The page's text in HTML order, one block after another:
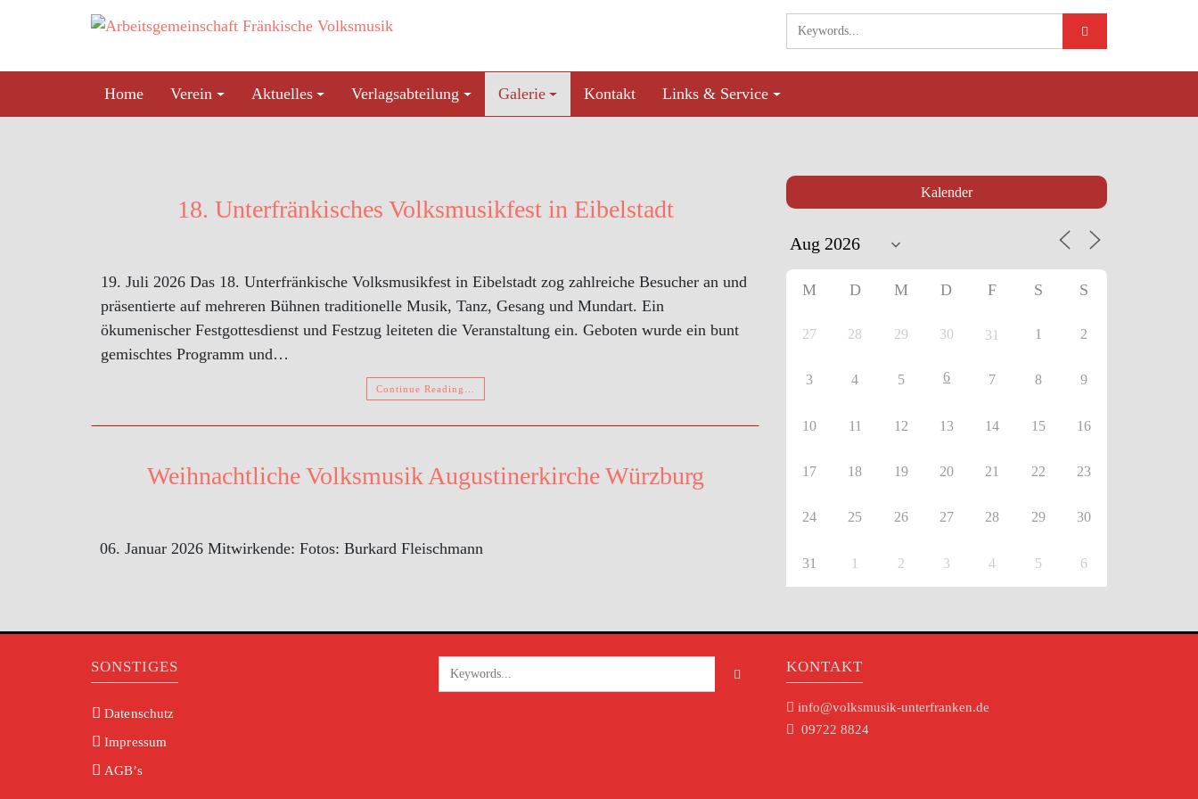
Home
Verein Aktuelles Verlagsabteilung Galerie Kontakt Links & Service
18. Unterfränkisches Volksmusikfest in Eibelstadt
19. Juli 2026 Das 18. Unterfränkische Volksmusikfest in Eibelstadt zog zahlreiche Besucher an und
präsentierte auf mehreren Bühnen traditionelle Musik, Tanz, Gesang und Mundart. Ein
ökumenischer Festgottesdienst und Festzug leiteten die Veranstaltung ein. Geboten wurde ein bunt
gemischtes Programm und…
Continue Reading…
Weihnachtliche Volksmusik Augustinerkirche Würzburg
06. Januar 2026 Mitwirkende: Fotos: Burkard Fleischmann
Kalender
M D M D F S S
27 28 29 30 31 1 2
3 4 5 6 7 8 9
10 11 12 13 14 15 16
17 18 19 20 21 22 23
24 25 26 27 28 29 30
31 1 2 3 4 5 6
SONSTIGES
Datenschutz
Impressum
AGB’s
KONTAKT
info@volksmusik-unterfranken.de
09722 8824